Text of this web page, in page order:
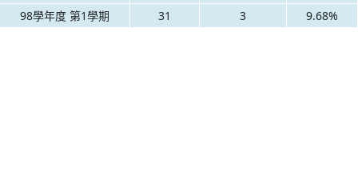
98學年度 第1學期
31 3 9.68%